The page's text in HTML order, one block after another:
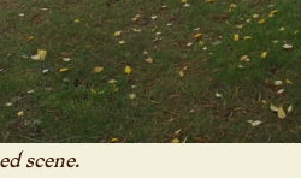
scene.